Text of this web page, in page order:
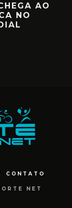
AO
NO
CONTATO
NET